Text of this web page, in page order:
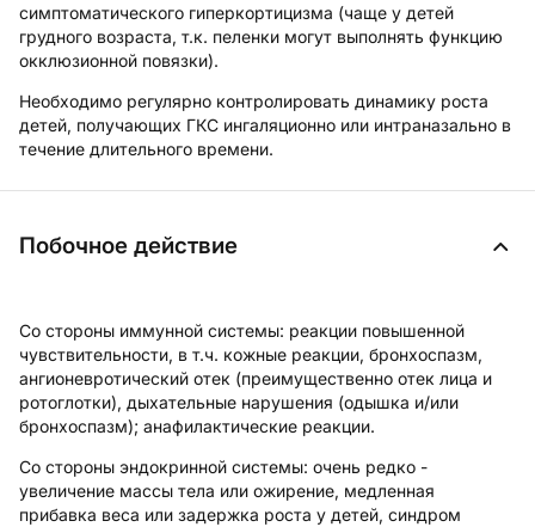
симптоматического гиперкортицизма (чаще у детей
грудного возраста, т.к. пеленки могут выполнять функцию
окклюзионной повязки).
Необходимо регулярно контролировать динамику роста
детей, получающих ГКС ингаляционно или интраназально в
течение длительного времени.
Побочное действие
Со стороны иммунной системы: реакции повышенной
чувствительности, в т.ч. кожные реакции, бронхоспазм,
ангионевротический отек (преимущественно отек лица и
ротоглотки), дыхательные нарушения (одышка и/или
бронхоспазм); анафилактические реакции.
Со стороны эндокринной системы: очень редко -
увеличение массы тела или ожирение, медленная
прибавка веса или задержка роста у детей, синдром